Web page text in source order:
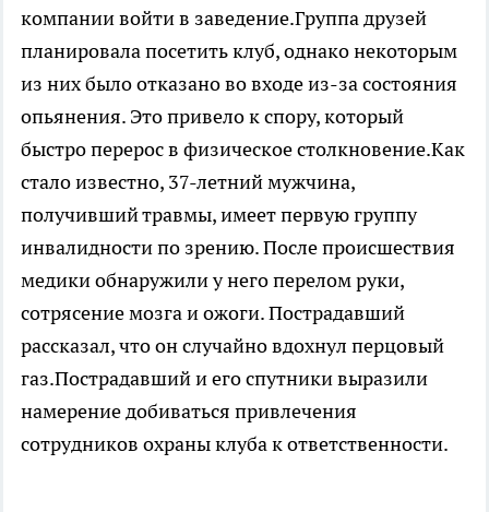
компании войти в заведение.Группа друзей
планировала посетить клуб, однако некоторым
из них было отказано во входе из-за состояния
опьянения. Это привело к спору, который
быстро перерос в физическое столкновение.Как
стало известно, 37-летний мужчина,
получивший травмы, имеет первую группу
инвалидности по зрению. После происшествия
медики обнаружили у него перелом руки,
сотрясение мозга и ожоги. Пострадавший
рассказал, что он случайно вдохнул перцовый
газ.Пострадавший и его спутники выразили
намерение добиваться привлечения
сотрудников охраны клуба к ответственности.